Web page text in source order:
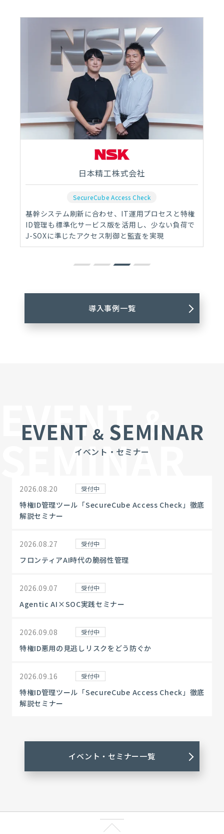
日本精工株式会社
SecureCube Access Check
基幹システム刷新に合わせ、IT運用プロセスと特権
ID管理も標準化サービス版を活用し、少ない負荷で
J-SOXに準じたアクセス制御と監査を実現
導入事例一覧
EVENT&
SEMINAR
EVENT & SEMINAR
イベント・セミナー
2026.08.20 受付中
特権ID管理ツール「SecureCube Access Check」徹底
解説セミナー
2026.08.27 受付中
フロンティアAI時代の脆弱性管理
2026.09.07 受付中
Agentic AI×SOC実践セミナー
2026.09.08 受付中
特権ID悪用の見逃しリスクをどう防ぐか
2026.09.16 受付中
特権ID管理ツール「SecureCube Access Check」徹底
解説セミナー
イベント・セミナー一覧